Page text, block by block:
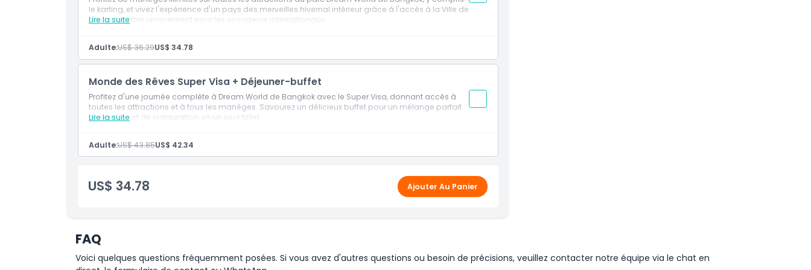
Heures d'ouverture
Emplacement
Politique d'annulation
le karting, et vivez l'expérience d'un pays des merveilles hivernal intérieur grâce à l'accès à la Ville de
Neige. Valable uniquement pour les voyageurs internationaux.
Lire la suite
Adulte:US$ 36.29US$ 34.78
Monde des Rêves Super Visa + Déjeuner-buffet
Profitez d'une journée complète à Dream World de Bangkok avec le Super Visa, donnant accès à
toutes les attractions et à tous les manèges. Savourez un délicieux buffet pour un mélange parfait
d'aventure et de restauration en un seul billet.
Lire la suite
Adulte:US$ 43.85US$ 42.34
US$ 34.78 Ajouter Au Panier
FAQ
Voici quelques questions fréquemment posées. Si vous avez d'autres questions ou besoin de précisions, veuillez contacter notre équipe via le chat en